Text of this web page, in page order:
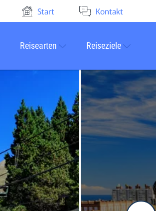
Start Kontakt
Reisearten Reiseziele